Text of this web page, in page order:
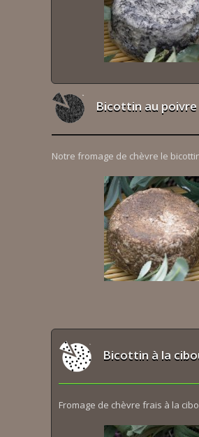
Bicottin au poivre
Notre fromage de chèvre le
Bicottin à la
Fromage de chèvre frais à la